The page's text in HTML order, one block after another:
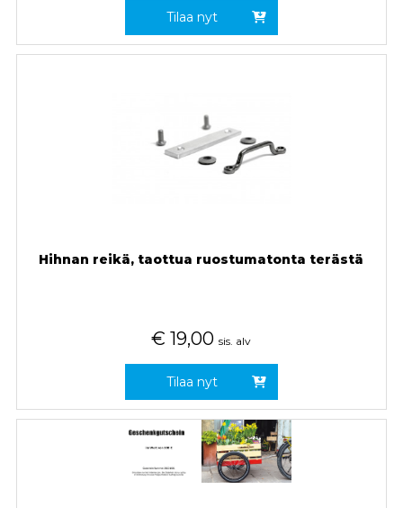
Tilaa nyt
Hihnan reikä, taottua ruostumatonta terästä
€ 19,00 sis. alv
Tilaa nyt